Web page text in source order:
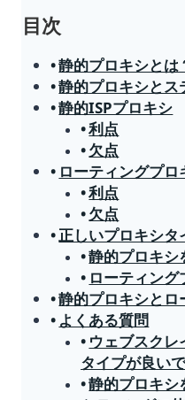
目次
静的プロキシとは
静的プロキシと
静的ISPプロキシ
利点
欠点
ローティングプロ
利点
欠点
正しいプロキシタ
静的プロキシ
ローティン
静的プロキシと
よくある質問
ウェブスク
タイプが良い
静的プロキシ